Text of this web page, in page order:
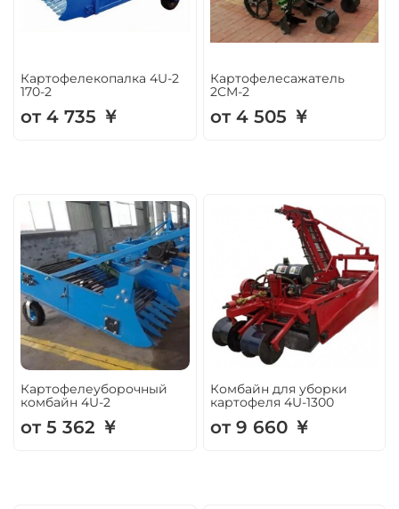
Картофелекопалка 4U-2
170-2
от 4 735 ￥
Картофелесажатель
2CM-2
от 4 505 ￥
Картофелеуборочный
комбайн 4U-2
от 5 362 ￥
Комбайн для уборки
картофеля 4U-1300
от 9 660 ￥